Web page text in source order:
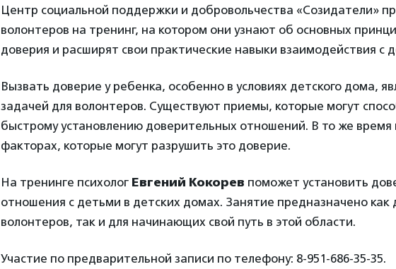
Центр социальной поддержки и добровольчества «Созидатели»
волонтеров на тренинг, на котором они узнают об основных
доверия и расширят свои практические навыки взаимодействия с
Вызвать доверие у ребенка, особенно в условиях детского дома,
задачей для волонтеров. Существуют приемы, которые могут
быстрому установлению доверительных отношений. В то же время
факторах, которые могут разрушить это доверие.
На тренинге психолог Евгений Кокорев поможет установить
отношения с детьми в детских домах. Занятие предназначено как
волонтеров, так и для начинающих свой путь в этой области.
Участие по предварительной записи по телефону: 8-951-686-35-35.